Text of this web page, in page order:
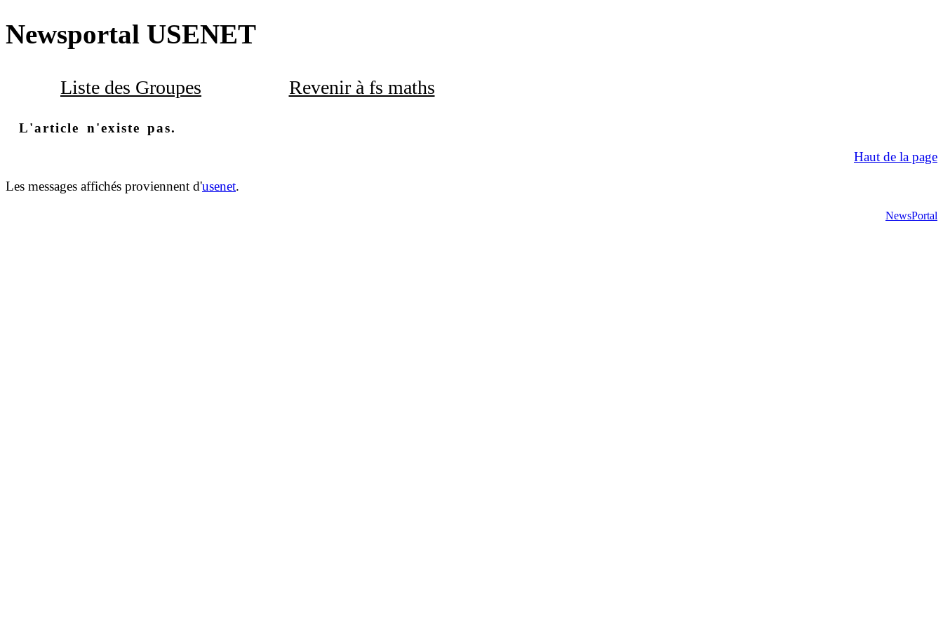
Newsportal USENET
Liste des Groupes Revenir à fs maths
L'article n'existe pas.
Haut de la page
Les messages affichés proviennent d'usenet.
NewsPortal